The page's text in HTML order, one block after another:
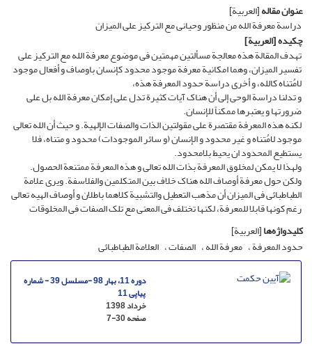
عنوان مقاله[العربیة]
دراسة معرفة الله من منظور وحیانی مع الترکیز على المیزان
چکیده[العربیة]
تهدف المقالة هذه معالجة مسألتین مهمتین فی موضوع معرفة الله مع الترکیز على
تفسیر المیزان، وهما امکانیة معرفة موجود محدود کإنسان باوصاف و أفعال موجود
لامُتناه کالله، و أخرى دراسة حدود المعرفة هذه،
و تدلنا دراسة الوحی إلى أن هناک آیات کثیرة تدل على إمکان معرفة الله بل على
ضرورتها و یعتبرها ممکناً للإنسان.
لکنه هذه المعرفة مقتصرة على مقولتین الذات والصفات الإلهیة. و حیث أن الله تعالى
موجود لامُتناه و غیر محدود و الإنسان (و سائر الموجودات) محدود و متناه، فلا
یستطیع المحدود ان یحیط بلامحدود.
ولهذا لا یمکن لمخلوق المعرفة بذات الله تعالى و هذه المعرفة ممتنعة الحصول.
ولکن حول معرفة أوصاف الله هناک خلاف بین المتکلمین والفلاسفة. ویرى علامة
الطباطبائی فی المیزان أن مذهب التعطیل والتشبیة کلاهما باطلان و أوصاف الهیه تعالى
رغم کونها قابلا للمعرفة، لکنها تختلف فی المعنى مع تلک الصفات فی المخلوقات
کلیدواژه‌ها[العربیة]
حدود المعرفة معرفة الله الصفات العلامة الطباطبائی
دوره 11، بهار 98 -مسلسل 39 - شماره
پیاپی 11
خرداد 1398
صفحه7-30